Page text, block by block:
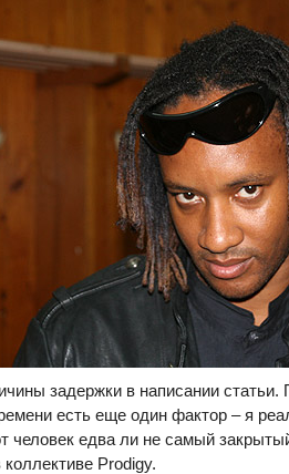
задержки в написании
есть еще один фактор – я
человек едва ли не самый
Prodigy.